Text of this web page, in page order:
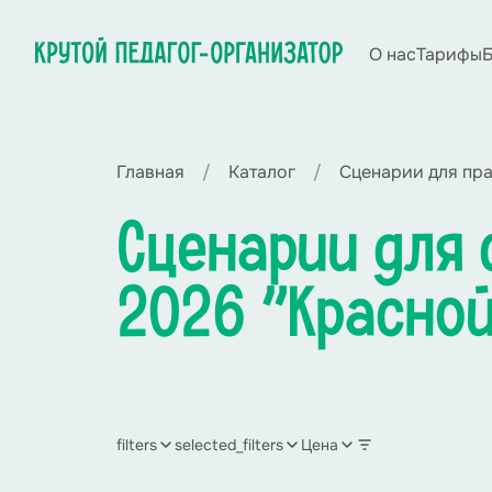
О насТарифы
Главная Каталог Сценарии для
Сценарии для
2026
filters selected_filters Цена